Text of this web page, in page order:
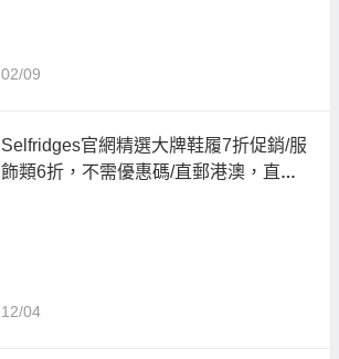
02/09
Selfridges官網精選大牌鞋履7折促銷/服
飾類6折，不需優惠碼/直郵港澳，直郵
12/04